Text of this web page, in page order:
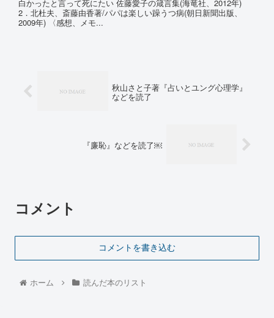
白かったと言って死にたい 佐藤愛子の箴言集(海竜社、2012年)
2．北杜夫、斎藤由香著/パパは楽しい躁うつ病(朝日新聞出版、
2009年) 〈感想、メモ...
秋山さと子著『占いとユング心理学』
などを読了
『廉恥』などを読了￼
コメント
コメントを書き込む
ホーム 読んだ本のリスト